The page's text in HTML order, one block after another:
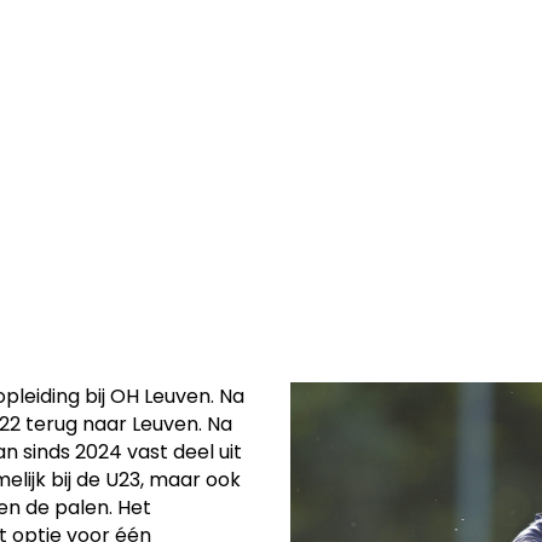
bij OH Leuven. Na
terug naar Leuven. Na
sinds 2024 vast deel uit
bij de U23, maar ook
de palen. Het
optie voor één